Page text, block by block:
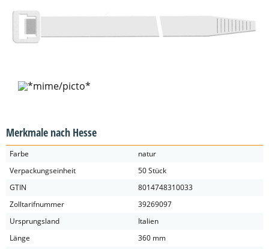
Merkmale nach Hesse
Farbe
natur
Verpackungseinheit
50 Stück
GTIN
8014748310033
Zolltarifnummer
39269097
Ursprungsland
Italien
Länge
360 mm